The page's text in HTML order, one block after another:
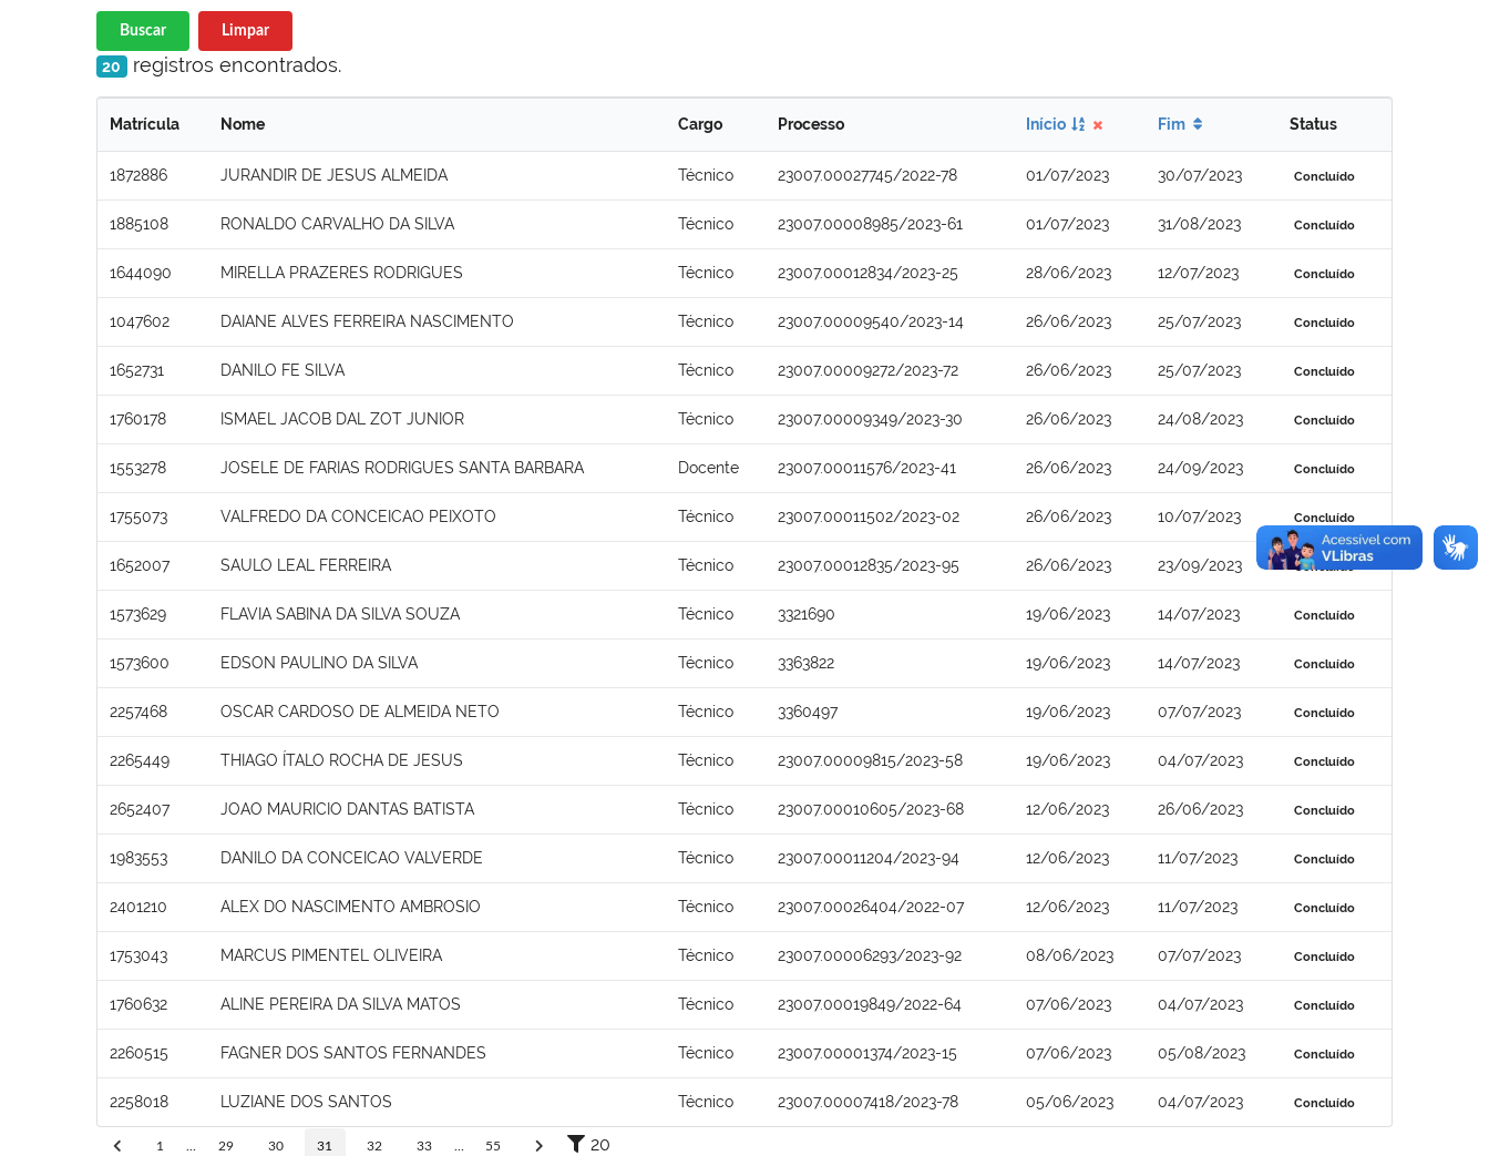
Buscar Limpar
20 registros encontrados.
Matrícula Nome Cargo Processo Início Fim Status
1872886 JURANDIR DE JESUS ALMEIDA Técnico 23007.00027745/2022-78 01/07/2023 30/07/2023 Concluído
1885108 RONALDO CARVALHO DA SILVA Técnico 23007.00008985/2023-61 01/07/2023 31/08/2023 Concluído
1644090 MIRELLA PRAZERES RODRIGUES Técnico 23007.00012834/2023-25 28/06/2023 12/07/2023 Concluído
1047602 DAIANE ALVES FERREIRA NASCIMENTO Técnico 23007.00009540/2023-14 26/06/2023 25/07/2023 Concluído
1652731 DANILO FE SILVA Técnico 23007.00009272/2023-72 26/06/2023 25/07/2023 Concluído
1760178 ISMAEL JACOB DAL ZOT JUNIOR Técnico 23007.00009349/2023-30 26/06/2023 24/08/2023 Concluído
1553278 JOSELE DE FARIAS RODRIGUES SANTA BARBARA Docente 23007.00011576/2023-41 26/06/2023 24/09/2023 Concluído
1755073 VALFREDO DA CONCEICAO PEIXOTO Técnico 23007.00011502/2023-02 26/06/2023 10/07/2023 Concluído
1652007 SAULO LEAL FERREIRA Técnico 23007.00012835/2023-95 26/06/2023 23/09/2023 Concluído
1573629 FLAVIA SABINA DA SILVA SOUZA Técnico 3321690 19/06/2023 14/07/2023 Concluído
1573600 EDSON PAULINO DA SILVA Técnico 3363822 19/06/2023 14/07/2023 Concluído
2257468 OSCAR CARDOSO DE ALMEIDA NETO Técnico 3360497 19/06/2023 07/07/2023 Concluído
2265449 THIAGO ÍTALO ROCHA DE JESUS Técnico 23007.00009815/2023-58 19/06/2023 04/07/2023 Concluído
2652407 JOAO MAURICIO DANTAS BATISTA Técnico 23007.00010605/2023-68 12/06/2023 26/06/2023 Concluído
1983553 DANILO DA CONCEICAO VALVERDE Técnico 23007.00011204/2023-94 12/06/2023 11/07/2023 Concluído
2401210 ALEX DO NASCIMENTO AMBROSIO Técnico 23007.00026404/2022-07 12/06/2023 11/07/2023 Concluído
1753043 MARCUS PIMENTEL OLIVEIRA Técnico 23007.00006293/2023-92 08/06/2023 07/07/2023 Concluído
1760632 ALINE PEREIRA DA SILVA MATOS Técnico 23007.00019849/2022-64 07/06/2023 04/07/2023 Concluído
2260515 FAGNER DOS SANTOS FERNANDES Técnico 23007.00001374/2023-15 07/06/2023 05/08/2023 Concluído
2258018 LUZIANE DOS SANTOS Técnico 23007.00007418/2023-78 05/06/2023 04/07/2023 Concluído
1 29 30 31 32 33 55 20